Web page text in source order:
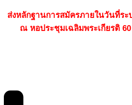
ส่งหลักฐานการสมัครภายในวันที่ระ
ณ หอประชุมเฉลิมพระเกียรติ